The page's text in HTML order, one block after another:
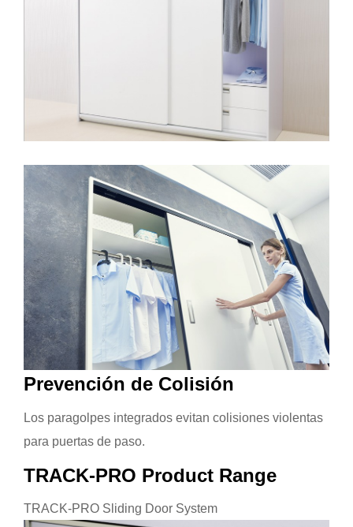
Prevención de Colisión
Los paragolpes integrados evitan colisiones violentas
para puertas de paso.
TRACK-PRO Product Range
TRACK-PRO Sliding Door System